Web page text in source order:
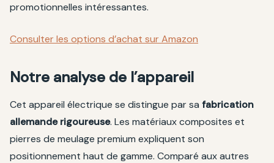
promotionnelles intéressantes.
Consulter les options d’achat sur Amazon
Notre analyse de l’appareil
Cet appareil électrique se distingue par sa fabrication
allemande rigoureuse. Les matériaux composites et
pierres de meulage premium expliquent son
positionnement haut de gamme. Comparé aux autres